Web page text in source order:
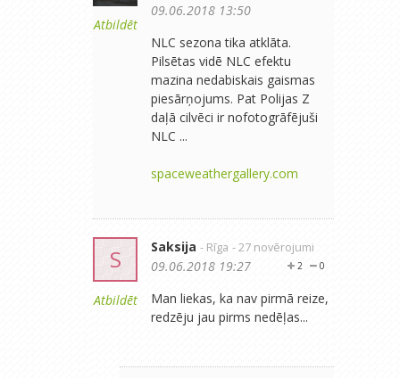
Atbildēt
09.06.2018 13:50
NLC sezona tika atklāta.
Pilsētas vidē NLC efektu
mazina nedabiskais gaismas
piesārņojums. Pat Polijas Z
daļā cilvēci ir nofotogrāfējuši
NLC ...
spaceweathergallery.com
S
Atbildēt
Saksija - Rīga - 27 novērojumi
0
2
09.06.2018 19:27
Man liekas, ka nav pirmā reize,
redzēju jau pirms nedēļas...